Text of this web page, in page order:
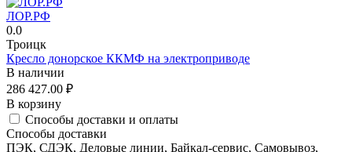
ЛОР.РФ
0.0
Троицк
Кресло донорское ККМФ на электроприводе
В наличии
286 427.00 ₽
В корзину
Способы доставки и оплаты
Способы доставки
ПЭК, СДЭК, Деловые линии, Байкал-сервис, Самовывоз,